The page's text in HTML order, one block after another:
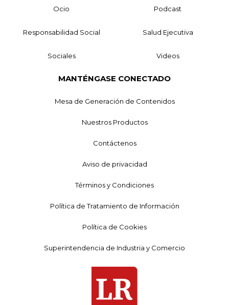
Ocio Podcast
Responsabilidad Social Salud Ejecutiva
Sociales Videos
MANTÉNGASE CONECTADO
Mesa de Generación de Contenidos
Nuestros Productos
Contáctenos
Aviso de privacidad
Términos y Condiciones
Política de Tratamiento de Información
Política de Cookies
Superintendencia de Industria y Comercio